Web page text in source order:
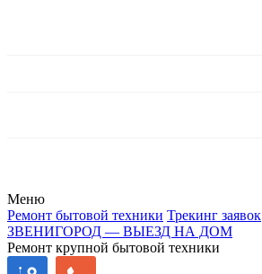
Меню
Ремонт бытовой техники Трекинг заявок
ЗВЕНИГОРОД — ВЫЕЗД НА ДОМ
Ремонт крупной бытовой техники